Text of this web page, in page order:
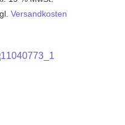
Versandkosten